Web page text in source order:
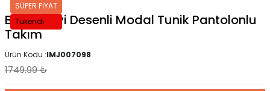
SÜPER FİYAT
Tükendi
Bebe Mavi Desenli Modal Tunik Pantolonlu
Takım
Ürün Kodu :IMJ007098
1749.99₺